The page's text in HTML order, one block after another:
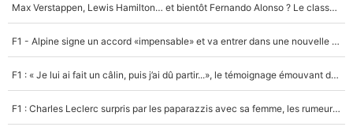
Max Verstappen, Lewis Hamilton… et bientôt Fernando Alonso ? Le classement des pilotes les mieux payés en Formule 1 risque de changer !
F1 - Alpine signe un accord «impensable» et va entrer dans une nouvelle dimension : Grande nouvelle pour Pierre Gasly !
F1 : « Je lui ai fait un câlin, puis j’ai dû partir...», le témoignage émouvant de Max Verstappen sur sa fille
F1 : Charles Leclerc surpris par les paparazzis avec sa femme, les rumeurs étaient vraies !